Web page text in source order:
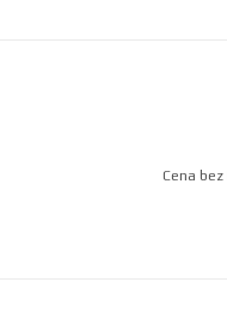
Cena bez